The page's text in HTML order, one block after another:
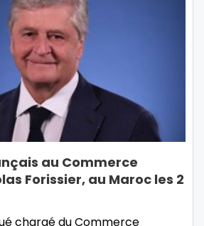
au Commerce
Forissier, au Maroc les 2
chargé du Commerce